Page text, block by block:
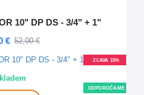
10" DP DS - 3/4" + 1"
€ 52,00 €
ZĽAVA 15%
ODPORÚČAME